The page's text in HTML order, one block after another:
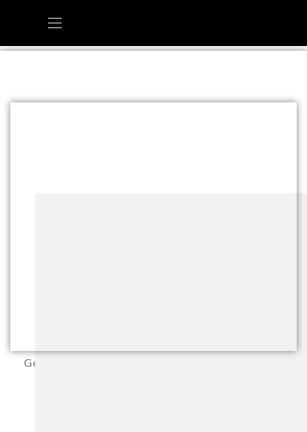
Gegen Claudia Durau aus Rumänien setzt sich Anja